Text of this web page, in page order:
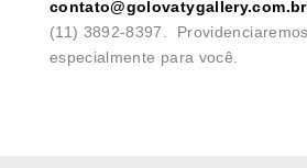
contato@golovatygallery.com.br
(11) 3892-8397.
especialmente para você.